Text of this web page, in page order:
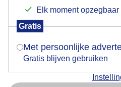
Elk moment opzegbaar
Gratis
Met persoonlijke
Gratis blijven gebruiken
Door: Ger Zandbergen Gemaakt:
Is goed,
Nu niet,